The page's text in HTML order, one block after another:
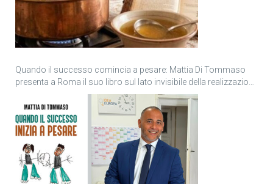
Quando il successo comincia a pesare: Mattia Di Tommaso
presenta a Roma il suo libro sul lato invisibile della realizzazione